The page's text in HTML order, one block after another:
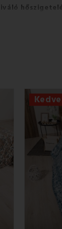
egyszínűektől